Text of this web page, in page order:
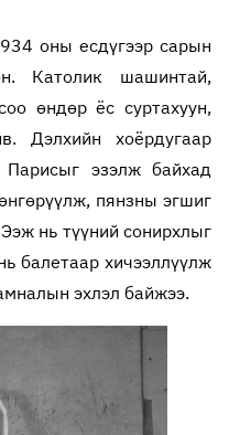
оны есдүгээр сарын
Католик шашинтай,
өндөр ёс суртахуун,
Дэлхийн хоёрдугаар
эзэлж байхад
пянзны эгшиг
нь түүний сонирхлыг
балетаар хичээллүүлж
эхлэл байжээ.